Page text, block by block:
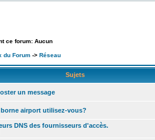
ce forum: Aucun
du Forum -> Réseau
Sujets
un message
airport utilisez-vous?
DNS des fournisseurs d'accès.